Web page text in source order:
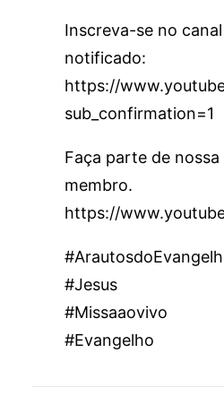
Inscreva-se no canal
notificado:
https://
sub_confirmation=1
Faça parte de nossa
membro.
https://
#Jesus
#Missaaovivo
#Evangelho